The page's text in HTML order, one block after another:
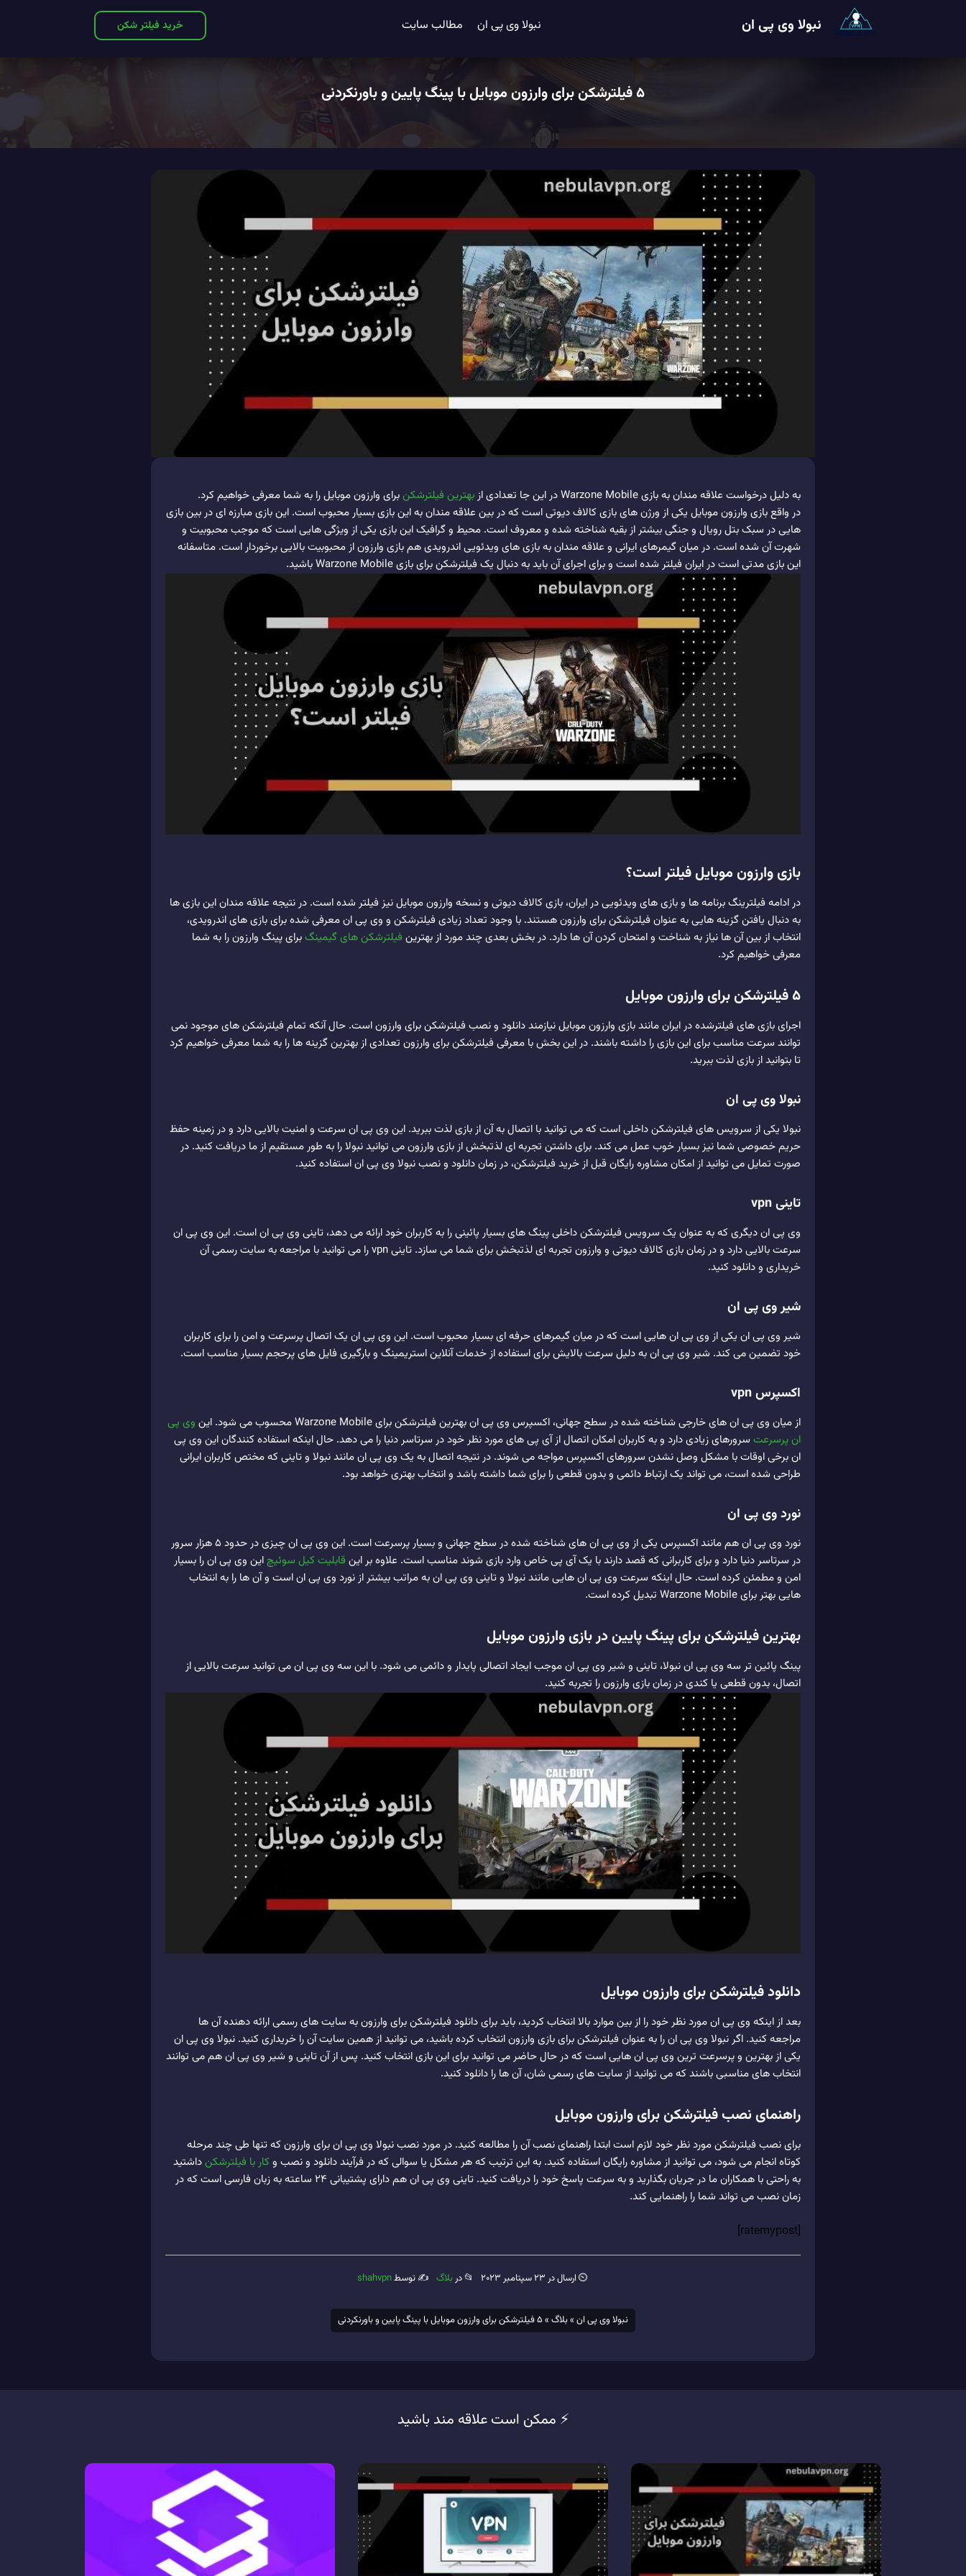
نبولا وی پی ان نبولا وی پی ان مطالب سایت خرید فیلتر شکن
5 فیلترشکن برای وارزون موبایل با پینگ پایین و باورنکردنی
به دلیل درخواست علاقه مندان به بازی Warzone Mobile در این جا تعدادی از بهترین فیلترشکنبرای وارزون موبایل را به شما معرفی خواهیم کرد.
در واقع بازی وارزون موبایل یکی از ورژن های بازی کالاف دیوتی است که در بین علاقه مندان به این بازی بسیار محبوب است. این بازی مبارزه ای در بین بازی
هایی در سبک بتل رویال و جنگی بیشتر از بقیه شناخته شده و معروف است. محیط و گرافیک این بازی یکی از ویژگی هایی است که موجب محبوبیت و
شهرت آن شده است. در میان گیمرهای ایرانی و علاقه مندان به بازی های ویدئویی اندرویدی هم بازی وارزون از محبوبیت بالایی برخوردار است. متاسفانه
این بازی مدتی است در ایران فیلتر شده است و برای اجرای آن باید به دنبال یک فیلترشکن برای بازی Warzone Mobile باشید.
بازی وارزون موبایل فیلتر است؟
در ادامه فیلترینگ برنامه ها و بازی های ویدئویی در ایران، بازی کالاف دیوتی و نسخه وارزون موبایل نیز فیلتر شده است. در نتیجه علاقه مندان این بازی ها
به دنبال یافتن گزینه هایی به عنوان فیلترشکن برای وارزون هستند. با وجود تعداد زیادی فیلترشکن و وی پی ان معرفی شده برای بازی های اندرویدی،
انتخاب از بین آن ها نیاز به شناخت و امتحان کردن آن ها دارد. در بخش بعدی چند مورد از بهترین فیلترشکن های گیمینگبرای پینگ وارزون را به شما
معرفی خواهیم کرد.
5 فیلترشکن برای وارزون موبایل
اجرای بازی های فیلترشده در ایران مانند بازی وارزون موبایل نیازمند دانلود و نصب فیلترشکن برای وارزون است. حال آنکه تمام فیلترشکن های موجود نمی
توانند سرعت مناسب برای این بازی را داشته باشند. در این بخش با معرفی فیلترشکن برای وارزون تعدادی از بهترین گزینه ها را به شما معرفی خواهیم کرد
تا بتوانید از بازی لذت ببرید.
نبولا وی پی ان
نبولا یکی از سرویس های فیلترشکن داخلی است که می توانید با اتصال به آن از بازی لذت ببرید. این وی پی ان سرعت و امنیت بالایی دارد و در زمینه حفظ
حریم خصوصی شما نیز بسیار خوب عمل می کند. برای داشتن تجربه ای لذتبخش از بازی وارزون می توانید نبولا را به طور مستقیم از ما دریافت کنید. در
صورت تمایل می توانید از امکان مشاوره رایگان قبل از خرید فیلترشکن، در زمان دانلود و نصب نبولا وی پی ان استفاده کنید.
تاینی vpn
وی پی ان دیگری که به عنوان یک سرویس فیلترشکن داخلی پینگ های بسیار پائینی را به کاربران خود ارائه می دهد، تاینی وی پی ان است. این وی پی ان
سرعت بالایی دارد و در زمان بازی کالاف دیوتی و وارزون تجربه ای لذتبخش برای شما می سازد. تاینی vpn را می توانید با مراجعه به سایت رسمی آن
خریداری و دانلود کنید.
شیر وی پی ان
شیر وی پی ان یکی از وی پی ان هایی است که در میان گیمرهای حرفه ای بسیار محبوب است. این وی پی ان یک اتصال پرسرعت و امن را برای کاربران
خود تضمین می کند. شیر وی پی ان به دلیل سرعت بالایش برای استفاده از خدمات آنلاین استریمینگ و بارگیری فایل های پرحجم بسیار مناسب است.
اکسپرس vpn
از میان وی پی ان های خارجی شناخته شده در سطح جهانی، اکسپرس وی پی ان بهترین فیلترشکن برای Warzone Mobile محسوب می شود. این
وی پی
ان پرسرعت سرورهای زیادی دارد و به کاربران امکان اتصال از آی پی های مورد نظر خود در سرتاسر دنیا را می دهد. حال اینکه استفاده کنندگان این وی پی
ان برخی اوقات با مشکل وصل نشدن سرورهای اکسپرس مواجه می شوند. در نتیجه اتصال به یک وی پی ان مانند نبولا و تاینی که مختص کاربران ایرانی
طراحی شده است، می تواند یک ارتباط دائمی و بدون قطعی را برای شما داشته باشد و انتخاب بهتری خواهد بود.
نورد وی پی ان
نورد وی پی ان هم مانند اکسپرس یکی از وی پی ان های شناخته شده در سطح جهانی و بسیار پرسرعت است. این وی پی ان چیزی در حدود 5 هزار سرور
در سرتاسر دنیا دارد و برای کاربرانی که قصد دارند با یک آی پی خاص وارد بازی شوند مناسب است. علاوه بر این قابلیت کیل سوئیچاین وی پی ان را بسیار
امن و مطمئن کرده است. حال اینکه سرعت وی پی ان هایی مانند نبولا و تاینی وی پی ان به مراتب بیشتر از نورد وی پی ان است و آن ها را به انتخاب
هایی بهتر برای Warzone Mobile تبدیل کرده است.
بهترین فیلترشکن برای پینگ پایین در بازی وارزون موبایل
پینگ پائین تر سه وی پی ان نبولا، تاینی و شیر وی پی ان موجب ایجاد اتصالی پایدار و دائمی می شود. با این سه وی پی ان می توانید سرعت بالایی از
اتصال، بدون قطعی یا کندی در زمان بازی وارزون را تجربه کنید.
دانلود فیلترشکن برای وارزون موبایل
بعد از اینکه وی پی ان مورد نظر خود را از بین موارد بالا انتخاب کردید، باید برای دانلود فیلترشکن برای وارزون به سایت های رسمی ارائه دهنده آن ها
مراجعه کنید. اگر نبولا وی پی ان را به عنوان فیلترشکن برای بازی وارزون انتخاب کرده باشید، می توانید از همین سایت آن را خریداری کنید. نبولا وی پی ان
یکی از بهترین و پرسرعت ترین وی پی ان هایی است که در حال حاضر می توانید برای این بازی انتخاب کنید. پس از آن تاینی و شیر وی پی ان هم می توانند
انتخاب های مناسبی باشند که می توانید از سایت های رسمی شان، آن ها را دانلود کنید.
راهنمای نصب فیلترشکن برای وارزون موبایل
برای نصب فیلترشکن مورد نظر خود لازم است ابتدا راهنمای نصب آن را مطالعه کنید. در مورد نصب نبولا وی پی ان برای وارزون که تنها طی چند مرحله
کوتاه انجام می شود، می توانید از مشاوره رایگان استفاده کنید. به این ترتیب که هر مشکل یا سوالی که در فرآیند دانلود و نصب وکار با فیلترشکنداشتید
به راحتی با همکاران ما در جریان بگذارید و به سرعت پاسخ خود را دریافت کنید. تاینی وی پی ان هم دارای پشتیبانی 24 ساعته به زبان فارسی است که در
زمان نصب می تواند شما را راهنمایی کند.
[ratemypost]
⏲ ارسال در 23 سپتامبر 2023 📂 در بلاگ ✍️ توسطshahvpn
نبولا وی پی ان »بلاگ » 5 فیلترشکن برای وارزون موبایل با پینگ پایین و باورنکردنی
⚡️ ممکن است علاقه مند باشید